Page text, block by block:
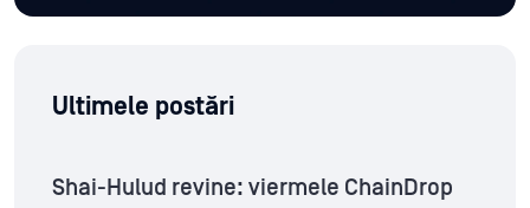
Ultimele postări
Shai-Hulud revine: viermele ChainDrop